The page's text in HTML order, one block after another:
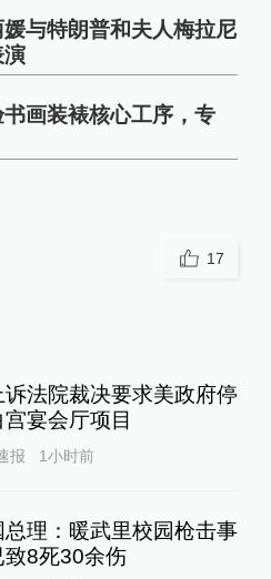
与特朗普和夫人梅拉尼
演
画装裱核心工序，专
17
诉法院裁决要求美政府停
宫宴会厅项目
报 1小时前
总理：暖武里校园枪击事
致8死30余伤